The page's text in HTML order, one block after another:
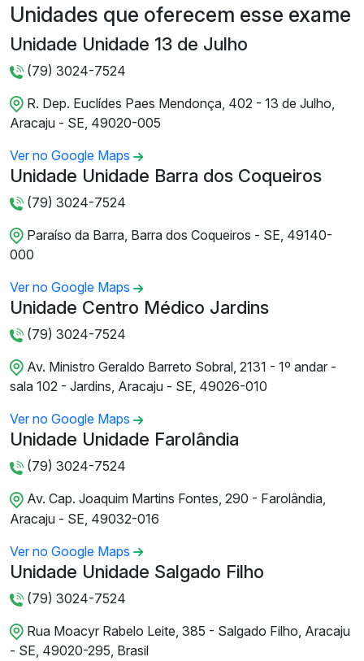
Unidades que oferecem esse exame
Unidade Unidade 13 de Julho
(79) 3024-7524
R. Dep. Euclídes Paes Mendonça, 402 - 13 de Julho,
Aracaju - SE, 49020-005
Ver no Google Maps
Unidade Unidade Barra dos Coqueiros
(79) 3024-7524
Paraíso da Barra, Barra dos Coqueiros - SE, 49140-
000
Ver no Google Maps
Unidade Centro Médico Jardins
(79) 3024-7524
Av. Ministro Geraldo Barreto Sobral, 2131 - 1º andar -
sala 102 - Jardins, Aracaju - SE, 49026-010
Ver no Google Maps
Unidade Unidade Farolândia
(79) 3024-7524
Av. Cap. Joaquim Martins Fontes, 290 - Farolândia,
Aracaju - SE, 49032-016
Ver no Google Maps
Unidade Unidade Salgado Filho
(79) 3024-7524
Rua Moacyr Rabelo Leite, 385 - Salgado Filho, Aracaju
- SE, 49020-295, Brasil